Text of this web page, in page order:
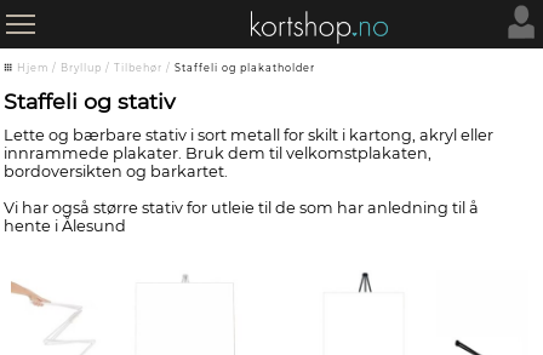
Hjem / Bryllup / Tilbehør / Staffeli og plakatholder
Staffeli og stativ
Lette og bærbare stativ i sort metall for skilt i kartong, akryl eller
innrammede plakater. Bruk dem til velkomstplakaten,
bordoversikten og barkartet.
Vi har også større stativ for utleie til de som har anledning til å
hente i Ålesund